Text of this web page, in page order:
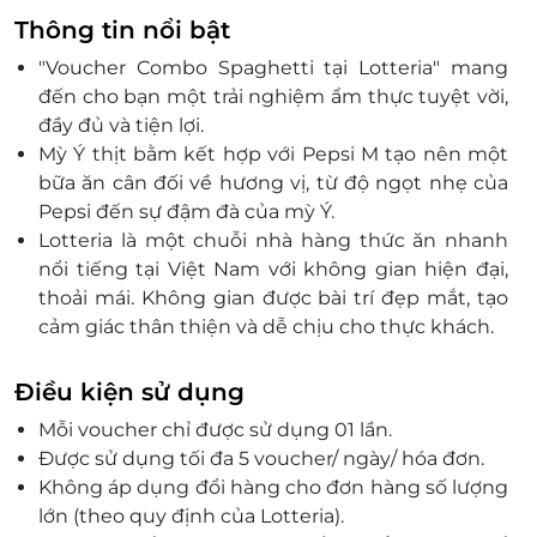
Cầu Giấy, Hà Nội
54 Liễu Giai, P. Cống Vị, Quận Ba Đình, Hà Nội
445a Lạc Long Quân, Phường Xuân La, Quận Tây Hồ,
Hà Nội
Tầng 1 Citimart Hà Đông, CT 7A-CT7B KĐTM Văn
Quán, P. Phúc La, Quận Hà Đông, Hà Nội
63 Huỳnh Thúc Kháng, P. Láng Hạ, Quận Đống Đa,
Hà Nội
SH20.21 Tòa S1.05 Vinhomes Ocean Park, xã Đa Tốn,
Huyện Gia Lâm, Hà Nội
TTTM Aeon Mall, P. Dương Nội, Quận Hà Đông, Hà
34 Hoàng Cầu, P. Ô Chợ Dừa, Quận Đống Đa, Hà Nội
Lô D5, KĐTM Cầu Giấy, P. Dịch Vọng, Quận Cầu Giấy,
437 Bạch Mai, P. Trương Định, Quận Hai Bà Trưng,
Hà Nội
Thông tin nổi bật
"Voucher Combo Spaghetti tại Lotteria" mang
đến cho bạn một trải nghiệm ẩm thực tuyệt vời,
đầy đủ và tiện lợi.
Mỳ Ý thịt bằm kết hợp với Pepsi M tạo nên một
bữa ăn cân đối về hương vị, từ độ ngọt nhẹ của
Pepsi đến sự đậm đà của mỳ Ý.
Lotteria là một chuỗi nhà hàng thức ăn nhanh
nổi tiếng tại Việt Nam với không gian hiện đại,
thoải mái. Không gian được bài trí đẹp mắt, tạo
cảm giác thân thiện và dễ chịu cho thực khách.
Điều kiện sử dụng
Mỗi voucher chỉ được sử dụng 01 lần.
Được sử dụng tối đa 5 voucher/ ngày/ hóa đơn.
Không áp dụng đổi hàng cho đơn hàng số lượng
lớn (theo quy định của Lotteria).